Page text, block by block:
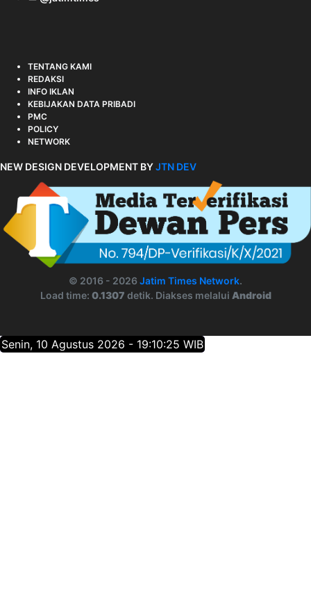
TENTANG KAMI
REDAKSI
INFO IKLAN
KEBIJAKAN DATA PRIBADI
PMC
POLICY
NETWORK
NEW DESIGN DEVELOPMENT BYJTN DEV
© 2016 - 2026 Jatim Times Network.
Load time: 0.1307 detik. Diakses melalui Android
Senin, 10 Agustus 2026 - 19:10:25 WIB